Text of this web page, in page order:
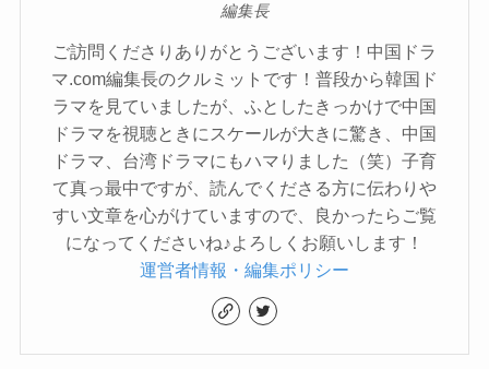
編集長
ご訪問くださりありがとうございます！中国ドラ
マ.com編集長のクルミットです！普段から韓国ド
ラマを見ていましたが、ふとしたきっかけで中国
ドラマを視聴ときにスケールが大きに驚き、中国
ドラマ、台湾ドラマにもハマりました（笑）子育
て真っ最中ですが、読んでくださる方に伝わりや
すい文章を心がけていますので、良かったらご覧
になってくださいね♪よろしくお願いします！
運営者情報・編集ポリシー